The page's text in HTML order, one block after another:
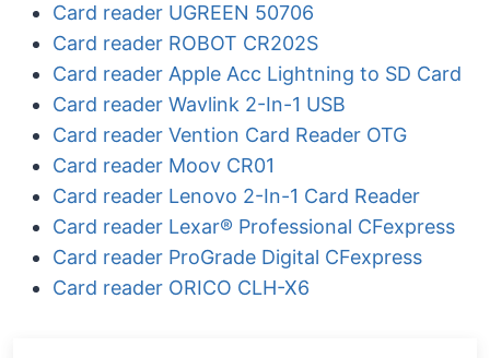
Card reader UGREEN 50706
Card reader ROBOT CR202S
Card reader Apple Acc Lightning to SD Card
Card reader Wavlink 2-In-1 USB
Card reader Vention Card Reader OTG
Card reader Moov CR01
Card reader Lenovo 2-In-1 Card Reader
Card reader Lexar® Professional CFexpress
Card reader ProGrade Digital CFexpress
Card reader ORICO CLH-X6